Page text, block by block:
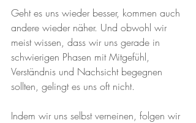
Geht es uns wieder besser, kommen auch
andere wieder näher. Und obwohl wir
meist wissen, dass wir uns gerade in
schwierigen Phasen mit Mitgefühl,
Verständnis und Nachsicht begegnen
sollten, gelingt es uns oft nicht.
Indem wir uns selbst verneinen, folgen wir